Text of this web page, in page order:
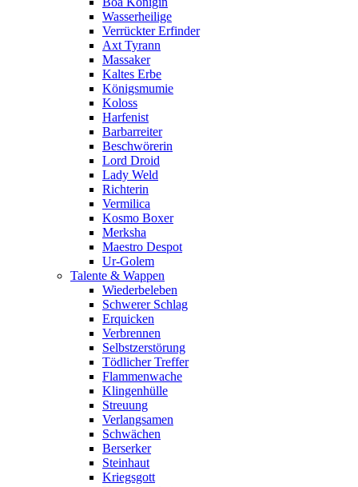
Wasserheilige
Verrückter Erfinder
Axt Tyrann
Massaker
Kaltes Erbe
Königsmumie
Koloss
Harfenist
Barbarreiter
Beschwörerin
Lord Droid
Lady Weld
Richterin
Vermilica
Kosmo Boxer
Merksha
Maestro Despot
Ur-Golem
Talente & Wappen
Wiederbeleben
Schwerer Schlag
Erquicken
Verbrennen
Selbstzerstörung
Tödlicher Treffer
Flammenwache
Klingenhülle
Streuung
Verlangsamen
Schwächen
Berserker
Steinhaut
Kriegsgott